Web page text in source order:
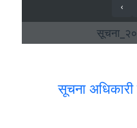
सूचना